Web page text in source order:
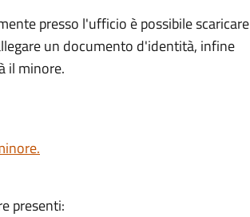
presso l'ufficio è possibile scaricare
un documento d'identità, infine
il minore.
presenti: